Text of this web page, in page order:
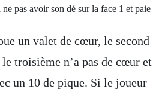
pas avoir son dé sur la face 1 et paie
un valet de cœur, le second
troisième n’a pas de cœur et
un 10 de pique. Si le joueur